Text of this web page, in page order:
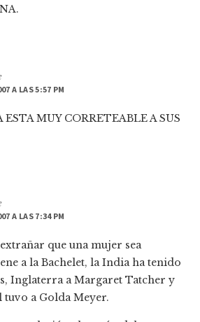
A LAS 5:57 PM
ESTA MUY CORRETEABLE A SUS
A LAS 7:34 PM
que una mujer sea
a la Bachelet, la India ha tenido
Inglaterra a Margaret Tatcher y
a Golda Meyer.